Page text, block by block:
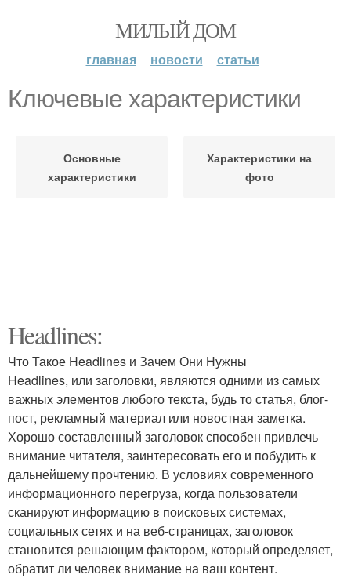
МИЛЫЙ ДОМ
главная новости статьи
Ключевые характеристики
Основные
характеристики
Характеристики на
фото
Headlines:
Что Такое Headlines и Зачем Они Нужны
Headlines, или заголовки, являются одними из самых
важных элементов любого текста, будь то статья, блог-
пост, рекламный материал или новостная заметка.
Хорошо составленный заголовок способен привлечь
внимание читателя, заинтересовать его и побудить к
дальнейшему прочтению. В условиях современного
информационного перегруза, когда пользователи
сканируют информацию в поисковых системах,
социальных сетях и на веб-страницах, заголовок
становится решающим фактором, который определяет,
обратит ли человек внимание на ваш контент.